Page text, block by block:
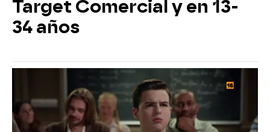
Target Comercial y en 13-
34 años